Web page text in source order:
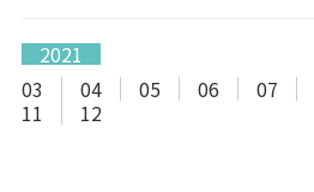
2021
03
04 05 06 07
11
12